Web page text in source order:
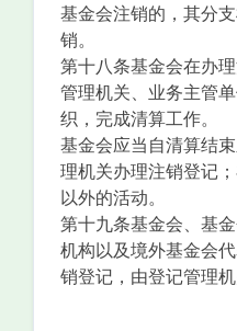
基金会注销的，其
销。
第十八条基金会在
管理机关、业务主管
织，完成清算工作。
基金会应当自清算
理机关办理注销登记
以外的活动。
第十九条基金会、
机构以及境外基金会
销登记，由登记管理机